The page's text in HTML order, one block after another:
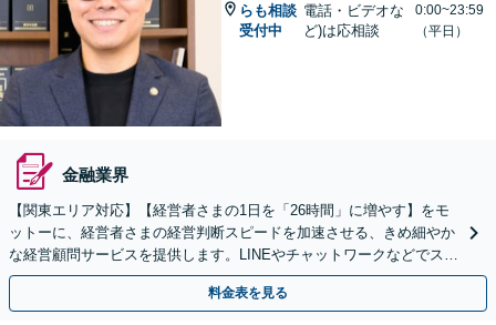
らも相談
受付中
電話・ビデオな
ど)は応相談
0:00~23:59
（平日）
金融業界
【関東エリア対応】【経営者さまの1日を「26時間」に増やす】をモ
ットーに、経営者さまの経営判断スピードを加速させる、きめ細やか
な経営顧問サービスを提供します。LINEやチャットワークなどでスピ
ーディに対応。今後問題となりそうな課題もお任せ
料金表を見る